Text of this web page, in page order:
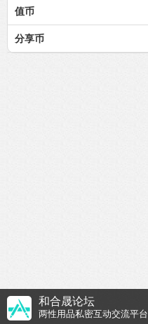
和合晟论坛
两性用品私密互动交流平台
值币
分享币